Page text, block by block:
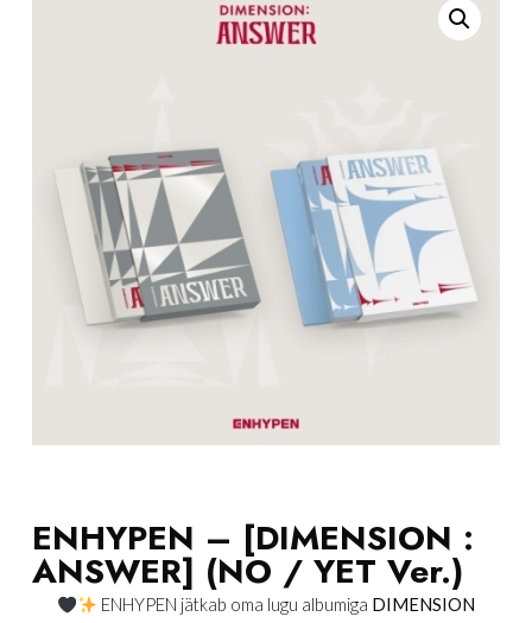
ENHYPEN – [DIMENSION :
ANSWER] (NO / YET Ver.)
ENHYPEN jätkab oma lugu albumiga DIMENSION